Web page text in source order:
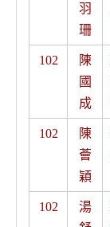
羽
珊
102
陳
國
成
102
陳
薈
穎
102
湯